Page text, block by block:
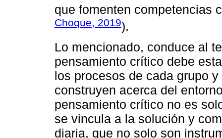
que fomenten competencias
Choque, 2019).
Lo mencionado, conduce al
pensamiento crítico debe
los procesos de cada grupo
construyen acerca del
pensamiento crítico no es
se vincula a la solución y
diaria, que no solo son